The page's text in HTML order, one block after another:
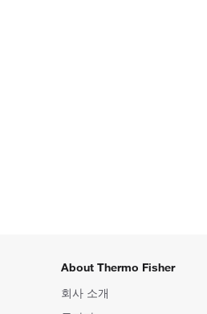
About Thermo Fisher
회사 소개